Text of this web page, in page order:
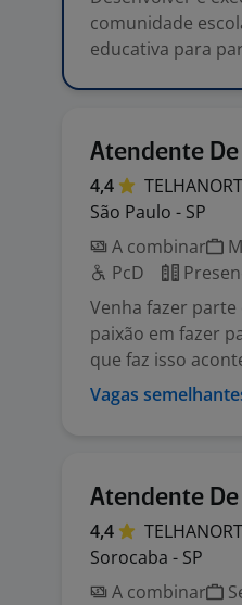
comunidade
educativa para
Atendente
4,4
São Paulo - SP
A combinar
PcD
Venha fazer
paixão em fazer
que faz isso
Vagas
Atendente De
4,4
Sorocaba - SP
A combinar